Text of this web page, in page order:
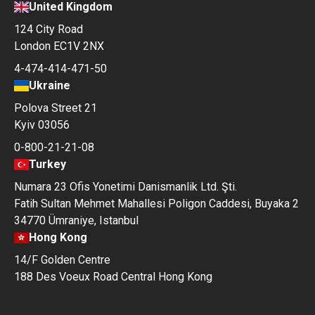
United Kingdom
124 City Road
London EC1V 2NX
4-474-414-471-50
Ukraine
Polova Street 21
Kyiv 03056
0-800-21-21-08
Turkey
Numara 23 Ofis Yonetimi Danismanlik Ltd. Şti.
Fatih Sultan Mehmet Mahallesi Poligon Caddesi, Buyaka 2
34770 Ümraniye, Istanbul
Hong Kong
14/F Golden Centre
188 Des Voeux Road Central Hong Kong